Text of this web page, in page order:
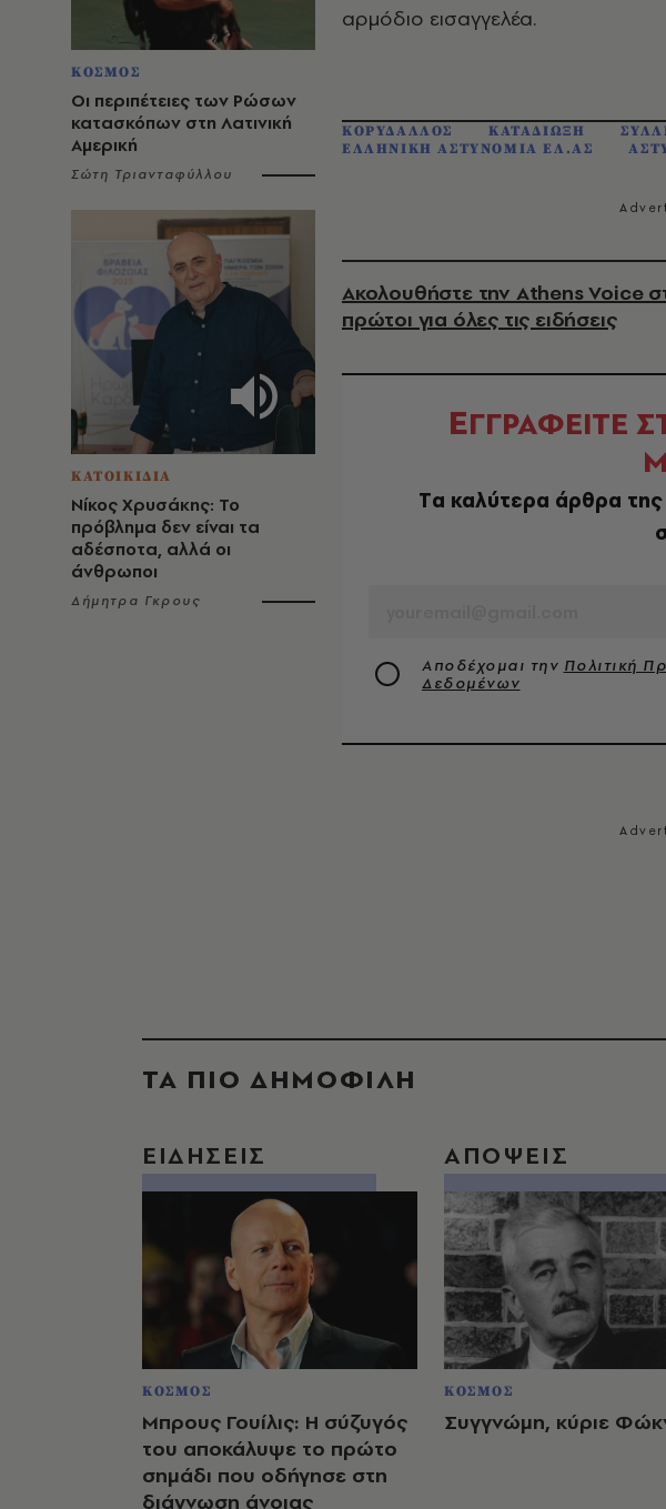
ΚΟΣΜΟΣ
Οι περιπέτειες των Ρώσων
κατασκόπων στη Λατινική
Αμερική
Σώτη Τριανταφύλλου
ΚΑΤΟΙΚΙΔΙΑ
Νίκος Χρυσάκης: Το
πρόβλημα δεν είναι τα
αδέσποτα, αλλά οι
άνθρωποι
Δήμητρα Γκρους
αρμόδιο εισαγγελέα.
ΚΟΡΥΔΑΛΛΟΣ ΚΑΤΑΔΙΩΞΗ
ΕΛΛΗΝΙΚΗ ΑΣΤΥΝΟΜΙΑ ΕΛ.ΑΣ
Ακολουθήστε την Athens Voice
πρώτοι για όλες τις ειδήσεις
ΕΓΓΡΑΦΕΙΤΕ
Tα καλύτερα άρθρα
Αποδέχομαι την Πολιτική
Δεδομένων
ΤΑ ΠΙΟ ΔΗΜΟΦΙΛΗ
ΕΙΔΗΣΕΙΣ
ΚΟΣΜΟΣ
Μπρους Γουίλις: Η σύζυγός
του αποκάλυψε το πρώτο
σημάδι που οδήγησε στη
διάγνωση άνοιας
ΑΠΟΨΕΙΣ
ΚΟΣΜΟΣ
Συγγνώμη, κύριε